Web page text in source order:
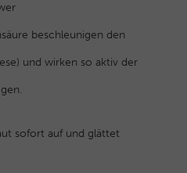
beschleunigen den
und wirken so aktiv der
sofort auf und glättet